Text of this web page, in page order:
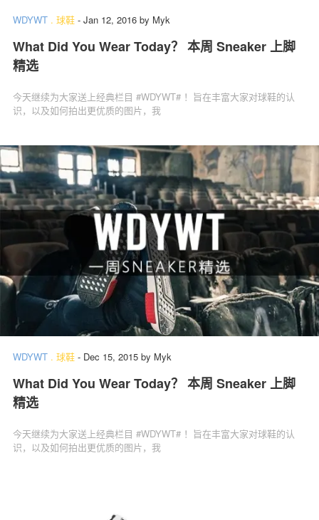
WDYWT . 球鞋 - Jan 12, 2016 by Myk
What Did You Wear Today？ 本周 Sneaker 上脚
精选
今天继续为大家送上经典栏目 #WDYWT# ！旨在丰富大家对球鞋的认
识，以及如何拍出更优质的图片，我
WDYWT . 球鞋 - Dec 15, 2015 by Myk
What Did You Wear Today？ 本周 Sneaker 上脚
精选
今天继续为大家送上经典栏目 #WDYWT# ！旨在丰富大家对球鞋的认
识，以及如何拍出更优质的图片，我